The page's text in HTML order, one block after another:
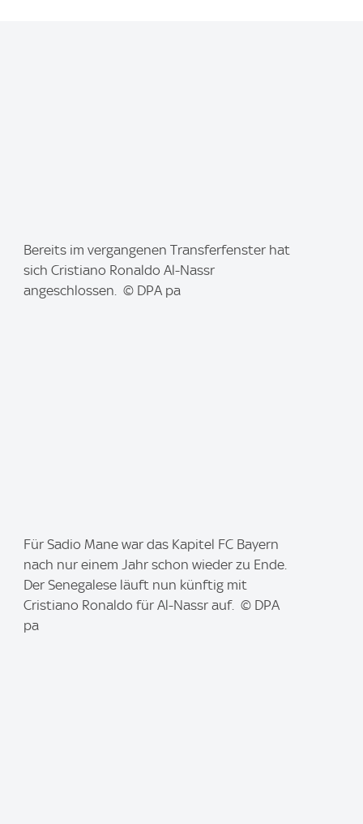
m
Bereits im vergangenen Transferfenster hat
sich Cristiano Ronaldo Al-Nassr
angeschlossen. © DPA pa
m
Für Sadio Mane war das Kapitel FC Bayern
nach nur einem Jahr schon wieder zu Ende.
Der Senegalese läuft nun künftig mit
Cristiano Ronaldo für Al-Nassr auf. © DPA
pa